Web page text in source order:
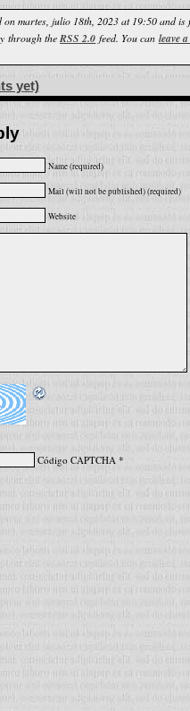
on martes, julio 18th, 2023 at 19:50 and
through theRSS 2.0 feed. You can leave
yet)
Name (required)
Mail (will not be published) (required)
Website
Código CAPTCHA*